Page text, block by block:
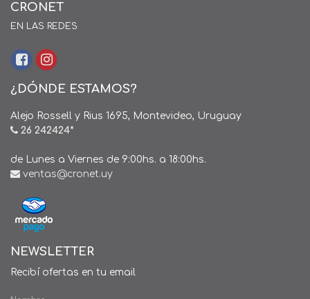
CRONET
EN LAS REDES
¿DÓNDE ESTAMOS?
Alejo Rossell y Rius 1695, Montevideo, Uruguay
26 242424*
de Lunes a Viernes de 9:00hs. a 18:00hs.
ventas@cronet.uy
NEWSLETTER
Recibí ofertas en tu email